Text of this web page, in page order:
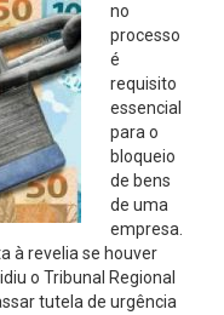
no
processo
é
requisito
essencial
para o
bloqueio
de bens
de uma
empresa.
à revelia se houver
o Tribunal Regional
tutela de urgência